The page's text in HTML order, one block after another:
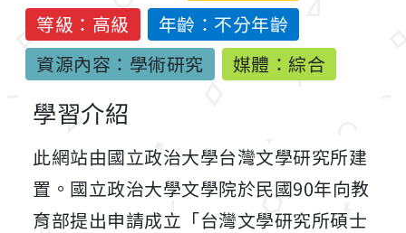
等級：高級
年齡：不分年齡
資源內容：學術研究
媒體：綜合
學習介紹
此網站由國立政治大學台灣文學研究所建
置。國立政治大學文學院於民國90年向教
育部提出申請成立「台灣文學研究所碩士